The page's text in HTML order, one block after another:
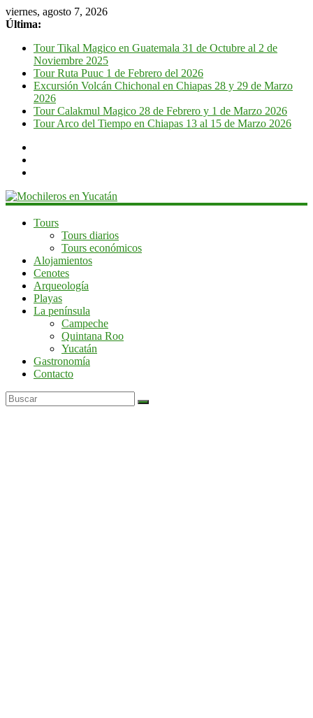
viernes, agosto 7, 2026
Última:
Tour Tikal Magico en Guatemala 31 de Octubre al 2 de
Noviembre 2025
Tour Ruta Puuc 1 de Febrero del 2026
Excursión Volcán Chichonal en Chiapas 28 y 29 de Marzo
2026
Tour Calakmul Magico 28 de Febrero y 1 de Marzo 2026
Tour Arco del Tiempo en Chiapas 13 al 15 de Marzo 2026
Mochileros
Yucatán
Yucatán
Tours
Tours diarios
Tours económicos
Alojamientos
Cenotes
Arqueología
Playas
La península
Campeche
Quintana Roo
Yucatán
Gastronomía
Contacto